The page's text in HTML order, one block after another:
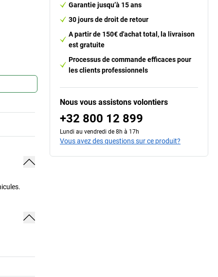
Garantie jusqu’à 15 ans
30 jours de droit de retour
A partir de 150€ d'achat total, la livraison
est gratuite
Processus de commande efficaces pour
les clients professionnels
Nous vous assistons volontiers
+32 800 12 899
Lundi au vendredi de 8h à 17h
Vous avez des questions sur ce produit?